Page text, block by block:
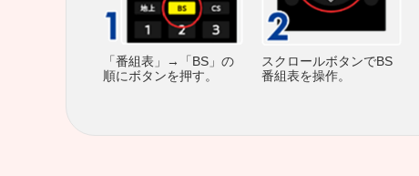
「番組表」→「BS」の
順にボタンを押す。
スクロールボタンでBS
番組表を操作。